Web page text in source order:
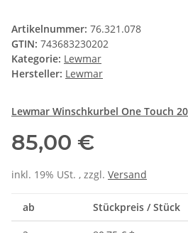
Artikelnummer: 76.321.078
GTIN: 743683230202
Kategorie: Lewmar
Hersteller: Lewmar
Lewmar Winschkurbel One Touch
85,00 €
inkl. 19% USt. , zzgl. Versand
ab Stückpreis / Stück